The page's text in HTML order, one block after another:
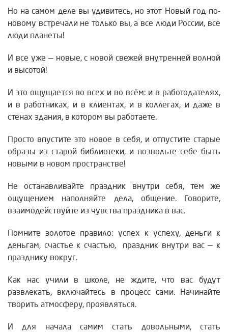
Но на самом деле вы удивитесь, но этот Новый год по-
новому встречали не только вы, а все люди России, все
люди планеты!
И все уже — новые, с новой свежей внутренней волной
и высотой!
И это ощущается во всех и во всём: и в работодателях,
и в работниках, и в клиентах, и в коллегах, и даже в
стенах здания, в котором вы работаете.
Просто впустите это новое в себя, и отпустите старые
образы из старой библиотеки, и позвольте себе быть
новыми в новом пространстве!
Не останавливайте праздник внутри себя, тем же
ощущением наполняйте дела, общение. Говорите,
взаимодействуйте из чувства праздника в вас.
Помните золотое правило: успех к успеху, деньги к
деньгам, счастье к счастью, праздник внутри вас — к
празднику вокруг.
Как нас учили в школе, не ждите, что вас будут
развлекать, включайтесь в процесс сами. Начинайте
творить атмосферу, проявляться.
И для начала самим стать довольными, стать